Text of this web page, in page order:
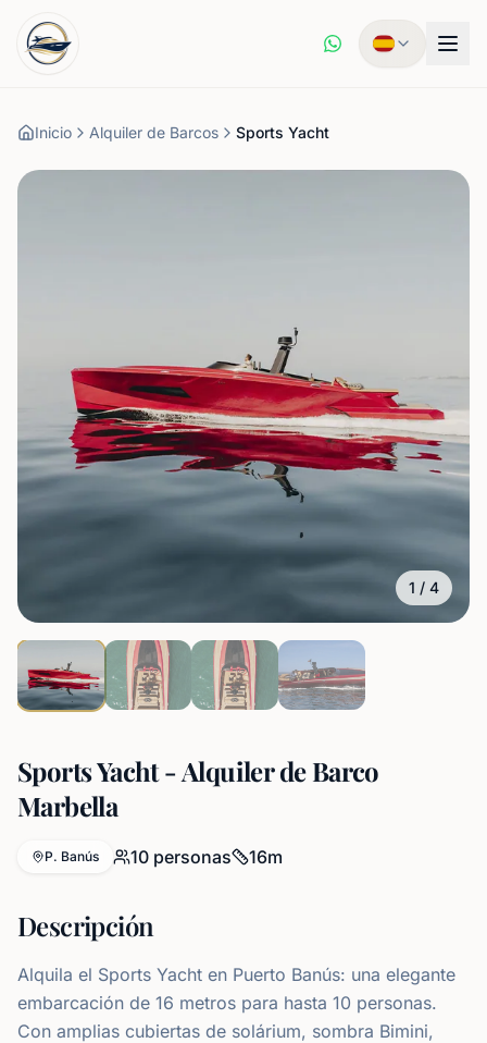
Inicio Alquiler de Barcos Sports Yacht
1 / 4
Sports Yacht - Alquiler de Barco
Marbella
P. Banús 10 personas 16m
Descripción
Alquila el Sports Yacht en Puerto Banús: una elegante
embarcación de 16 metros para hasta 10 personas.
Con amplias cubiertas de solárium, sombra Bimini,